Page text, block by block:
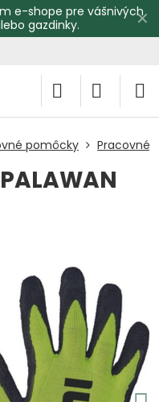
✕
e-shope pre vášnivých
gazdinky.
pomôcky Pracovné